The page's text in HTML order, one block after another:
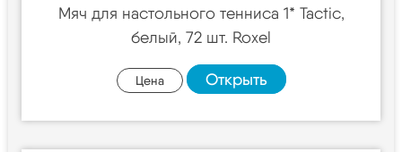
Мяч для настольного тенниса 1* Tactic,
белый, 72 шт. Roxel
Цена Открыть